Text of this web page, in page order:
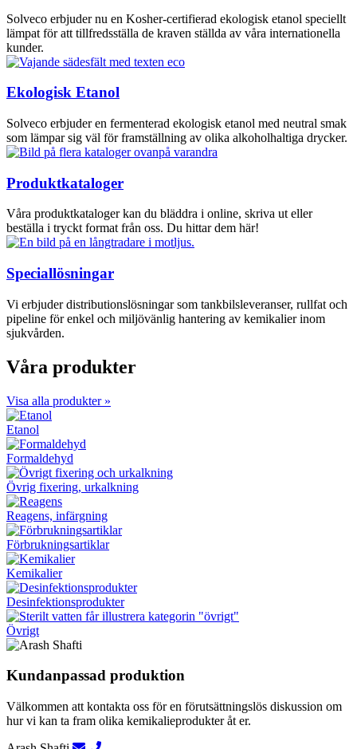
Solveco erbjuder nu en Kosher-certifierad ekologisk etanol speciellt
lämpat för att tillfredsställa de kraven ställda av våra internationella
kunder.
Ekologisk Etanol
Solveco erbjuder en fermenterad ekologisk etanol med neutral smak
som lämpar sig väl för framställning av olika alkoholhaltiga drycker.
Produktkataloger
Våra produktkataloger kan du bläddra i online, skriva ut eller
beställa i tryckt format från oss. Du hittar dem här!
Speciallösningar
Vi erbjuder distributionslösningar som tankbilsleveranser, rullfat och
pipeline för enkel och miljövänlig hantering av kemikalier inom
sjukvården.
Våra produkter
Visa alla produkter »
Etanol
Formaldehyd
Övrig fixering, urkalkning
Reagens, infärgning
Förbrukningsartiklar
Kemikalier
Desinfektionsprodukter
Övrigt
Kundanpassad produktion
Välkommen att kontakta oss för en förutsättningslös diskussion om
hur vi kan ta fram olika kemikalieprodukter åt er.